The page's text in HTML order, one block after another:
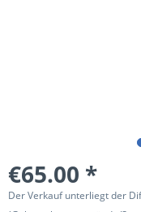
€65.00 *
Der Verkauf unterliegt der